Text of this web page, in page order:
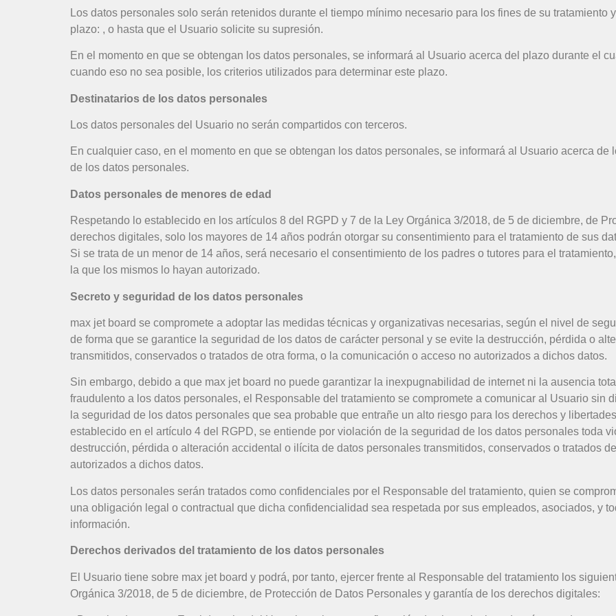
Los datos personales solo serán retenidos durante el tiempo mínimo necesario para los fines de su tratamiento
plazo: , o hasta que el Usuario solicite su supresión.
En el momento en que se obtengan los datos personales, se informará al Usuario acerca del plazo durante el
cuando eso no sea posible, los criterios utilizados para determinar este plazo.
Destinatarios de los datos personales
Los datos personales del Usuario no serán compartidos con terceros.
En cualquier caso, en el momento en que se obtengan los datos personales, se informará al Usuario acerca
de los datos personales.
Datos personales de menores de edad
Respetando lo establecido en los artículos 8 del RGPD y 7 de la Ley Orgánica 3/2018, de 5 de diciembre, de
derechos digitales, solo los mayores de 14 años podrán otorgar su consentimiento para el tratamiento de sus
Si se trata de un menor de 14 años, será necesario el consentimiento de los padres o tutores para el
la que los mismos lo hayan autorizado.
Secreto y seguridad de los datos personales
max jet board se compromete a adoptar las medidas técnicas y organizativas necesarias, según el nivel de
de forma que se garantice la seguridad de los datos de carácter personal y se evite la destrucción, pérdida o
transmitidos, conservados o tratados de otra forma, o la comunicación o acceso no autorizados a dichos datos.
Sin embargo, debido a que max jet board no puede garantizar la inexpugnabilidad de internet ni la ausencia
fraudulento a los datos personales, el Responsable del tratamiento se compromete a comunicar al Usuario sin
la seguridad de los datos personales que sea probable que entrañe un alto riesgo para los derechos y
establecido en el artículo 4 del RGPD, se entiende por violación de la seguridad de los datos personales toda
destrucción, pérdida o alteración accidental o ilícita de datos personales transmitidos, conservados o tratados
autorizados a dichos datos.
Los datos personales serán tratados como confidenciales por el Responsable del tratamiento, quien se
una obligación legal o contractual que dicha confidencialidad sea respetada por sus empleados, asociados, y
información.
Derechos derivados del tratamiento de los datos personales
El Usuario tiene sobre max jet board y podrá, por tanto, ejercer frente al Responsable del tratamiento los
Orgánica 3/2018, de 5 de diciembre, de Protección de Datos Personales y garantía de los derechos digitales: